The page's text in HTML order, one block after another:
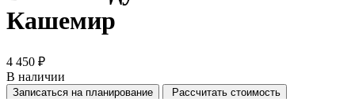
Кашемир
4 450 ₽
В наличии
Записаться на планирование Рассчитать стоимость